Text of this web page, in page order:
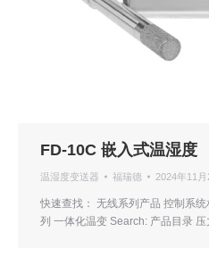
FD-10C 嵌入式温湿度
温湿度变送器 福瑞德 2024年11月
快速查找： 无线系列产品 控制系
列 一体化温变 Search: 产品目录